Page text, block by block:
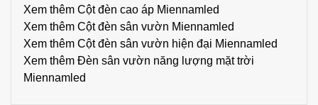
Xem thêm Cột đèn cao áp Miennamled
Xem thêm Cột đèn sân vườn Miennamled
Xem thêm Cột đèn sân vườn hiện đại Miennamled
Xem thêm Đèn sân vườn năng lượng mặt trời
Miennamled